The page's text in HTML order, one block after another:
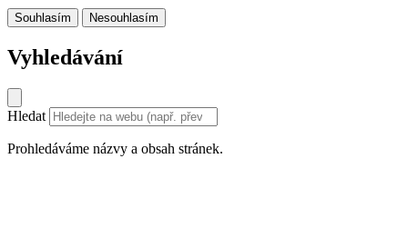
Souhlasím Nesouhlasím
Vyhledávání
Hledat
Prohledáváme názvy a obsah stránek.